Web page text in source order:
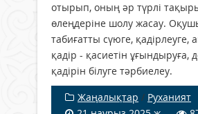
отырып, оның әр түрлі
өлеңдеріне шолу жасау.
табиғатты сүюге, қадірлеуге,
қадір - қасиетін ұғындыруға,
қадірін білуге тәрбиелеу.
Жаңалықтар / Руханият